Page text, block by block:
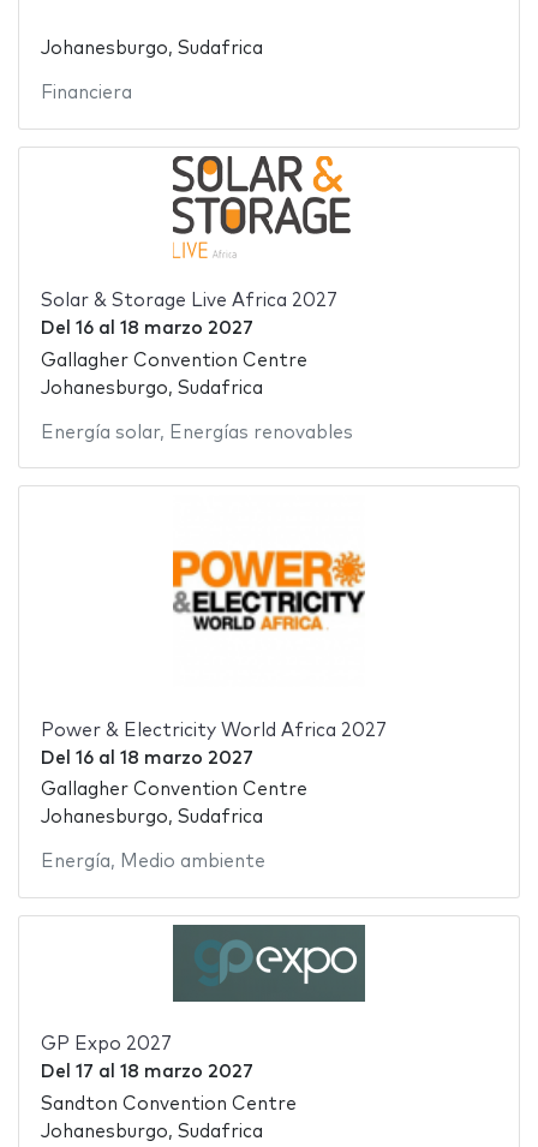
Johanesburgo, Sudafrica
Financiera
Solar & Storage Live Africa 2027
Del 16al 18 marzo 2027
Gallagher Convention Centre
Johanesburgo, Sudafrica
Energía solar, Energías renovables
Power & Electricity World Africa 2027
Del 16al 18 marzo 2027
Gallagher Convention Centre
Johanesburgo, Sudafrica
Energía, Medio ambiente
GP Expo 2027
Del 17 al 18 marzo 2027
Sandton Convention Centre
Johanesburgo, Sudafrica